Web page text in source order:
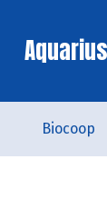
Biocoop